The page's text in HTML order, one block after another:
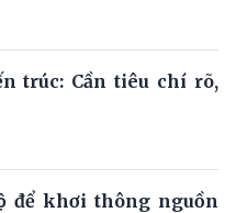
trúc: Cần tiêu chí rõ,
để khơi thông nguồn